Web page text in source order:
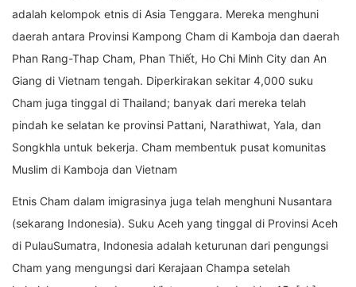
adalah kelompok etnis di Asia Tenggara. Mereka menghuni
daerah antara Provinsi Kampong Cham di Kamboja dan daerah
Phan Rang-Thap Cham, Phan Thiết, Ho Chi Minh City dan An
Giang di Vietnam tengah. Diperkirakan sekitar 4,000 suku
Cham juga tinggal di Thailand; banyak dari mereka telah
pindah ke selatan ke provinsi Pattani, Narathiwat, Yala, dan
Songkhla untuk bekerja. Cham membentuk pusat komunitas
Muslim di Kamboja dan Vietnam
Etnis Cham dalam imigrasinya juga telah menghuni Nusantara
(sekarang Indonesia). Suku Aceh yang tinggal di Provinsi Aceh
di PulauSumatra, Indonesia adalah keturunan dari pengungsi
Cham yang mengungsi dari Kerajaan Champa setelah